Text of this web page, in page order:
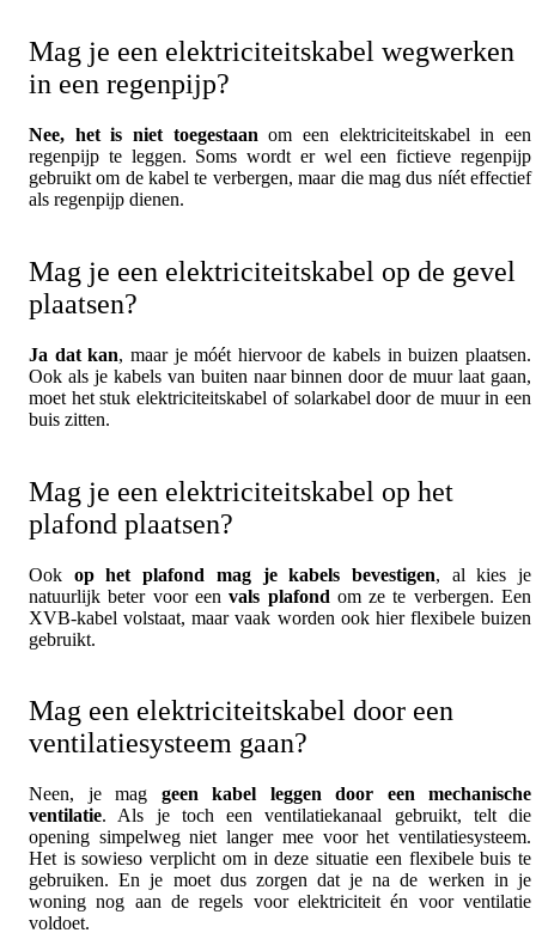
Mag je een elektriciteitskabel wegwerken
in een regenpijp?
Nee, het is niet toegestaan om een elektriciteitskabel in een
regenpijp te leggen. Soms wordt er wel een fictieve regenpijp
gebruikt om de kabel te verbergen, maar die mag dus níét effectief
als regenpijp dienen.
Mag je een elektriciteitskabel op de gevel
plaatsen?
Ja dat kan, maar je móét hiervoor de kabels in buizen plaatsen.
Ook als je kabels van buiten naar binnen door de muur laat gaan,
moet het stuk elektriciteitskabel of solarkabel door de muur in een
buis zitten.
Mag je een elektriciteitskabel op het
plafond plaatsen?
Ook op het plafond mag je kabels bevestigen, al kies je
natuurlijk beter voor eenvals plafond om ze te verbergen. Een
XVB-kabel volstaat, maar vaak worden ook hier flexibele buizen
gebruikt.
Mag een elektriciteitskabel door een
ventilatiesysteem gaan?
Neen, je mag geen kabel leggen door een mechanische
ventilatie. Als je toch een ventilatiekanaal gebruikt, telt die
opening simpelweg niet langer mee voor het ventilatiesysteem.
Het is sowieso verplicht om in deze situatie een flexibele buis te
gebruiken. En je moet dus zorgen dat je na de werken in je
woning nog aan de regels voor elektriciteit én voor ventilatie
voldoet.